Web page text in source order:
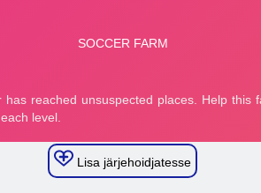
Lisa järjehoidjatesse